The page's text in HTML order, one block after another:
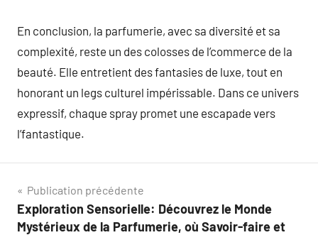
En conclusion, la parfumerie, avec sa diversité et sa
complexité, reste un des colosses de l’commerce de la
beauté. Elle entretient des fantasies de luxe, tout en
honorant un legs culturel impérissable. Dans ce univers
expressif, chaque spray promet une escapade vers
l’fantastique.
Navigation
de
Publication précédente
Exploration Sensorielle: Découvrez le Monde
Mystérieux de la Parfumerie, où Savoir-faire et